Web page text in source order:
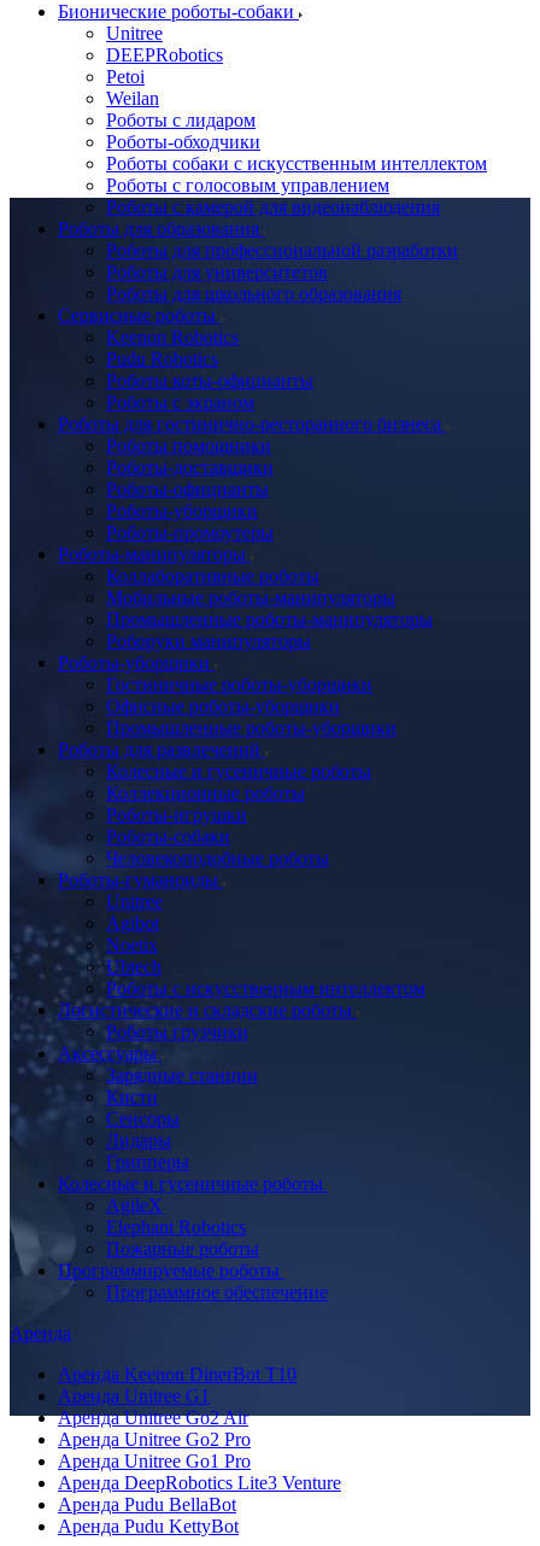
Бионические роботы-собаки
Unitree
DEEPRobotics
Petoi
Weilan
Роботы с лидаром
Роботы-обходчики
Роботы собаки с искусственным интеллектом
Роботы с голосовым управлением
Роботы с камерой для видеонаблюдения
Роботы для образования
Роботы для профессиональной разработки
Роботы для университетов
Роботы для школьного образования
Сервисные роботы
Keenon Robotics
Pudu Robotics
Роботы коты-официанты
Роботы с экраном
Роботы для гостинично-ресторанного бизнеса
Роботы помощники
Роботы-доставщики
Роботы-официанты
Роботы-уборщики
Роботы-промоутеры
Роботы-манипуляторы
Коллаборативные роботы
Мобильные роботы-манипуляторы
Промышленные роботы-манипуляторы
Роборуки манипуляторы
Роботы-уборщики
Гостиничные роботы-уборщики
Офисные роботы-уборщики
Промышленные роботы-уборщики
Роботы для развлечений
Колесные и гусеничные роботы
Коллекционные роботы
Роботы-игрушки
Роботы-собаки
Человекоподобные роботы
Роботы-гуманоиды
Unitree
Agibot
Noetix
Ubtech
Роботы с искусственным интеллектом
Логистические и складские роботы
Роботы грузчики
Аксессуары
Зарядные станции
Кисти
Сенсоры
Лидары
Грипперы
Колесные и гусеничные роботы
AgileX
Elephant Robotics
Пожарные роботы
Программируемые роботы
Программное обеспечение
Аренда
Аренда Keenon DinerBot T10
Аренда Unitree G1
Аренда Unitree Go2 Air
Аренда Unitree Go2 Pro
Аренда Unitree Go1 Pro
Аренда DeepRobotics Lite3 Venture
Аренда Pudu BellaBot
Аренда Pudu KettyBot